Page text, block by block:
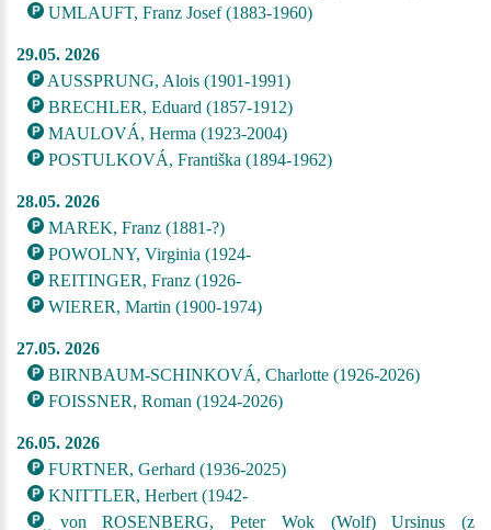
UMLAUFT, Franz Josef (1883-1960)
29.05. 2026
AUSSPRUNG, Alois (1901-1991)
BRECHLER, Eduard (1857-1912)
MAULOVÁ, Herma (1923-2004)
POSTULKOVÁ, Františka (1894-1962)
28.05. 2026
MAREK, Franz (1881-?)
POWOLNY, Virginia (1924-
REITINGER, Franz (1926-
WIERER, Martin (1900-1974)
27.05. 2026
BIRNBAUM-SCHINKOVÁ, Charlotte (1926-2026)
FOISSNER, Roman (1924-2026)
26.05. 2026
FURTNER, Gerhard (1936-2025)
KNITTLER, Herbert (1942-
von ROSENBERG, Peter Wok (Wolf) Ursinus (z